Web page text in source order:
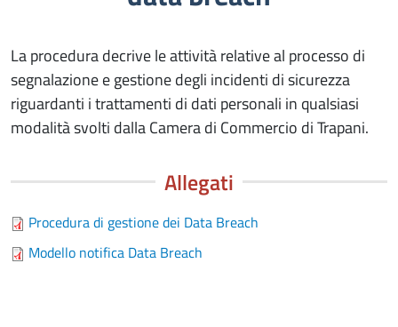
La procedura decrive le attività relative al processo di
segnalazione e gestione degli incidenti di sicurezza
riguardanti i trattamenti di dati personali in qualsiasi
modalità svolti dalla Camera di Commercio di Trapani.
Allegati
Procedura di gestione dei Data Breach
Modello notifica Data Breach